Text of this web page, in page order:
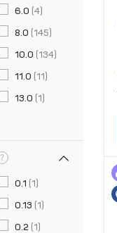
6.0 (4)
8.0 (145)
10.0 (134)
11.0 (11)
13.0 (1)
?
0.1 (1)
0.13 (1)
0.2 (1)